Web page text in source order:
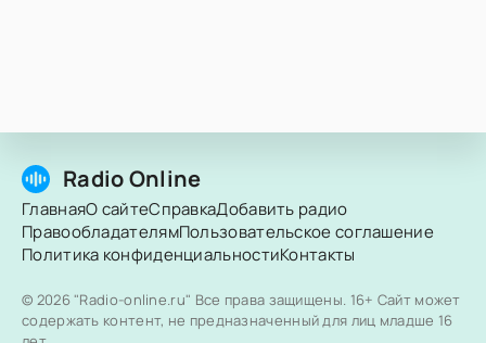
Radio Online
ГлавнаяО сайтеСправкаДобавить радио
ПравообладателямПользовательское соглашение
Политика конфиденциальностиКонтакты
© 2026 "Radio-online.ru" Все права защищены. 16+ Сайт может
содержать контент, не предназначенный для лиц младше 16